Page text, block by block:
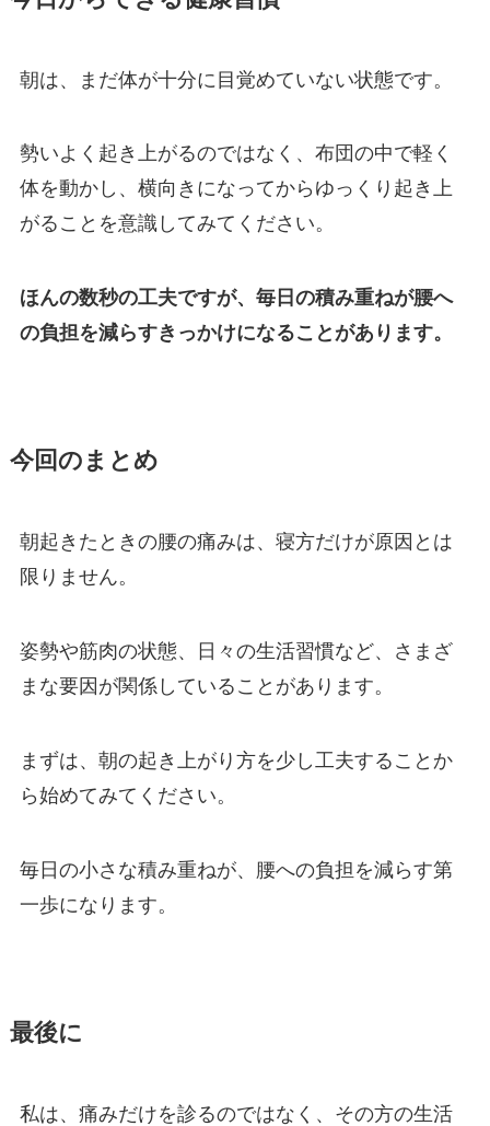
朝は、まだ体が十分に目覚めていない状態です。
勢いよく起き上がるのではなく、布団の中で軽く
体を動かし、横向きになってからゆっくり起き上
がることを意識してみてください。
ほんの数秒の工夫ですが、毎日の積み重ねが腰へ
の負担を減らすきっかけになることがあります。
今回のまとめ
朝起きたときの腰の痛みは、寝方だけが原因とは
限りません。
姿勢や筋肉の状態、日々の生活習慣など、さまざ
まな要因が関係していることがあります。
まずは、朝の起き上がり方を少し工夫することか
ら始めてみてください。
毎日の小さな積み重ねが、腰への負担を減らす第
一歩になります。
最後に
私は、痛みだけを診るのではなく、その方の生活